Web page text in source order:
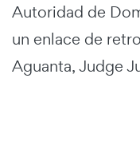
Autoridad de
un enlace de
Aguanta, Judge